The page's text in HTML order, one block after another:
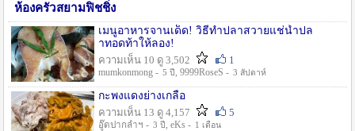
ห้องครัวสยามฟิชชิ่ง
เมนูอาหารจานเด็ด! วิธีทำปลาสวายแช่น้ำปล
าทอดท้าให้ลอง!
ความเห็น 10 ดู 3,502
1
mumkonmong - 5 ปี , 9999RoseS - 3 สัปดาห์
กะพงแดงย่างเกลือ
ความเห็น 13 ดู 4,157
5
อู๊ดปากลำฯ - 3 ปี , eKs - 1 เดือน